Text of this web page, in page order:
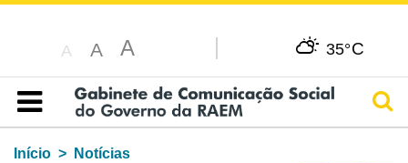
A A A 35°C
Índice
Início
Notícias